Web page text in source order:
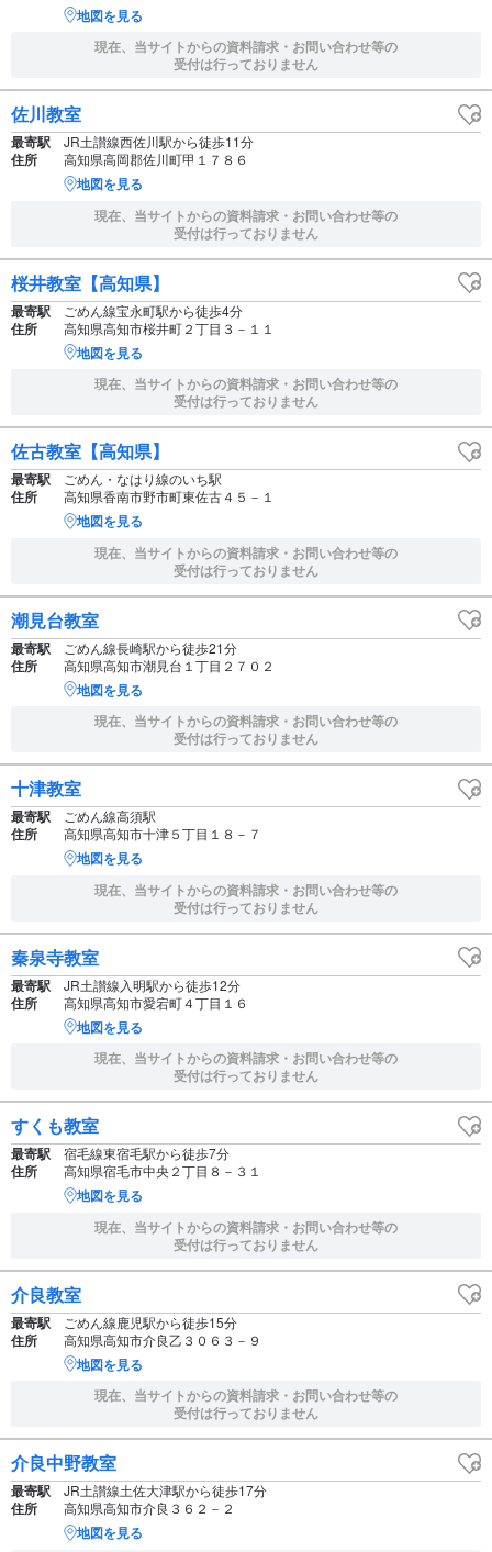
地図を見る
現在、当サイトからの資料請求・お問い合わせ等の
受付は行っておりません
佐川教室
最寄駅 JR土讃線西佐川駅から徒歩11分
住所 高知県高岡郡佐川町甲１７８６
地図を見る
現在、当サイトからの資料請求・お問い合わせ等の
受付は行っておりません
桜井教室【高知県】
最寄駅 ごめん線宝永町駅から徒歩4分
住所 高知県高知市桜井町２丁目３－１１
地図を見る
現在、当サイトからの資料請求・お問い合わせ等の
受付は行っておりません
佐古教室【高知県】
最寄駅 ごめん・なはり線のいち駅
住所 高知県香南市野市町東佐古４５－１
地図を見る
現在、当サイトからの資料請求・お問い合わせ等の
受付は行っておりません
潮見台教室
最寄駅 ごめん線長崎駅から徒歩21分
住所 高知県高知市潮見台１丁目２７０２
地図を見る
現在、当サイトからの資料請求・お問い合わせ等の
受付は行っておりません
十津教室
最寄駅 ごめん線高須駅
住所 高知県高知市十津５丁目１８－７
地図を見る
現在、当サイトからの資料請求・お問い合わせ等の
受付は行っておりません
秦泉寺教室
最寄駅 JR土讃線入明駅から徒歩12分
住所 高知県高知市愛宕町４丁目１６
地図を見る
現在、当サイトからの資料請求・お問い合わせ等の
受付は行っておりません
すくも教室
最寄駅 宿毛線東宿毛駅から徒歩7分
住所 高知県宿毛市中央２丁目８－３１
地図を見る
現在、当サイトからの資料請求・お問い合わせ等の
受付は行っておりません
介良教室
最寄駅 ごめん線鹿児駅から徒歩15分
住所 高知県高知市介良乙３０６３－９
地図を見る
現在、当サイトからの資料請求・お問い合わせ等の
受付は行っておりません
介良中野教室
最寄駅 JR土讃線土佐大津駅から徒歩17分
住所 高知県高知市介良３６２－２
地図を見る